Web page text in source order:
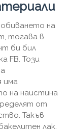
на
тогава в
би бил
FB. Този
има
на наистина
от
Такъв
лак,